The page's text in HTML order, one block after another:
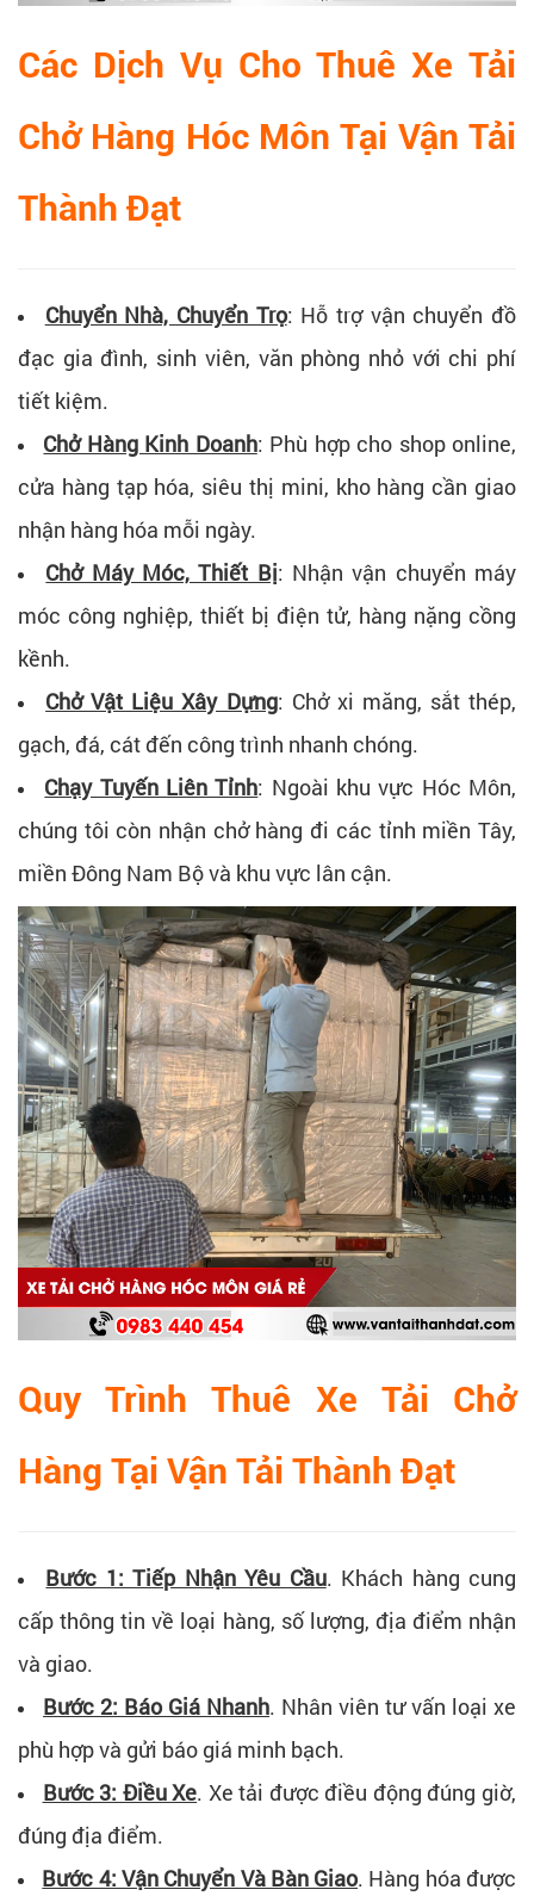
Các Dịch Vụ Cho Thuê Xe Tải
Chở Hàng Hóc Môn Tại Vận Tải
Thành Đạt
Chuyển Nhà, Chuyển Trọ: Hỗ trợ vận chuyển đồ
đạc gia đình, sinh viên, văn phòng nhỏ với chi phí
tiết kiệm.
Chở Hàng Kinh Doanh: Phù hợp cho shop online,
cửa hàng tạp hóa, siêu thị mini, kho hàng cần giao
nhận hàng hóa mỗi ngày.
Chở Máy Móc, Thiết Bị: Nhận vận chuyển máy
móc công nghiệp, thiết bị điện tử, hàng nặng cồng
kềnh.
Chở Vật Liệu Xây Dựng: Chở xi măng, sắt thép,
gạch, đá, cát đến công trình nhanh chóng.
Chạy Tuyến Liên Tỉnh: Ngoài khu vực Hóc Môn,
chúng tôi còn nhận chở hàng đi các tỉnh miền Tây,
miền Đông Nam Bộ và khu vực lân cận.
Quy Trình Thuê Xe Tải Chở
Hàng Tại Vận Tải Thành Đạt
Bước 1: Tiếp Nhận Yêu Cầu. Khách hàng cung
cấp thông tin về loại hàng, số lượng, địa điểm nhận
và giao.
Bước 2: Báo Giá Nhanh. Nhân viên tư vấn loại xe
phù hợp và gửi báo giá minh bạch.
Bước 3: Điều Xe. Xe tải được điều động đúng giờ,
đúng địa điểm.
Bước 4: Vận Chuyển Và Bàn Giao. Hàng hóa được